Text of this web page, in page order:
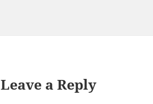
Leave a Reply